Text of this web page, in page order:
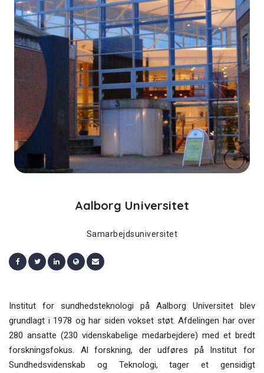
Aalborg Universitet
Samarbejdsuniversitet
Institut for sundhedsteknologi på Aalborg Universitet blev
grundlagt i 1978 og har siden vokset støt. Afdelingen har over
280 ansatte (230 videnskabelige medarbejdere) med et bredt
forskningsfokus. Al forskning, der udføres på Institut for
Sundhedsvidenskab og Teknologi, tager et gensidigt